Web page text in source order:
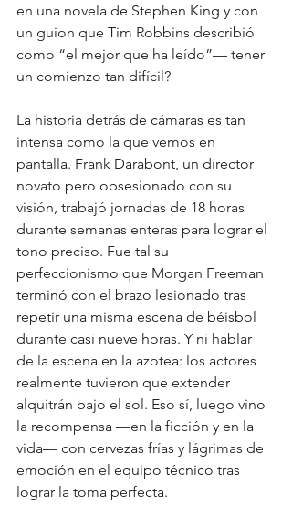
en una novela de Stephen King y con
un guion que Tim Robbins describió
como “el mejor que ha leído”— tener
un comienzo tan difícil?
La historia detrás de cámaras es tan
intensa como la que vemos en
pantalla. Frank Darabont, un director
novato pero obsesionado con su
visión, trabajó jornadas de 18 horas
durante semanas enteras para lograr el
tono preciso. Fue tal su
perfeccionismo que Morgan Freeman
terminó con el brazo lesionado tras
repetir una misma escena de béisbol
durante casi nueve horas. Y ni hablar
de la escena en la azotea: los actores
realmente tuvieron que extender
alquitrán bajo el sol. Eso sí, luego vino
la recompensa —en la ficción y en la
vida— con cervezas frías y lágrimas de
emoción en el equipo técnico tras
lograr la toma perfecta.